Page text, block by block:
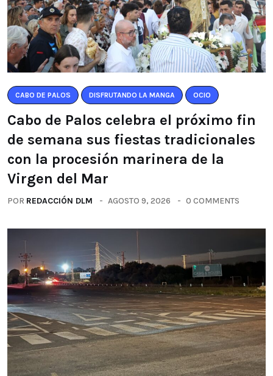
CABO DE PALOS DISFRUTANDO LA MANGA OCIO
Cabo de Palos celebra el próximo fin
de semana sus fiestas tradicionales
con la procesión marinera de la
Virgen del Mar
POR REDACCIÓN DLM AGOSTO 9, 2026 0 COMMENTS